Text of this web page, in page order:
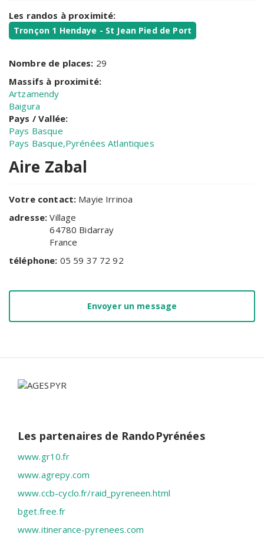
Les randos à proximité:
Tronçon 1 Hendaye - St Jean Pied de Port
Nombre de places: 29
Massifs à proximité:
Artzamendy
Baigura
Pays / Vallée:
Pays Basque
Pays Basque,Pyrénées Atlantiques
Aire Zabal
Votre contact: Mayie Irrinoa
adresse:Village
64780 Bidarray
France
téléphone: 05 59 37 72 92
Envoyer un message
Les partenaires de RandoPyrénées
www.gr10.fr
www.agrepy.com
www.ccb-cyclo.fr/raid_pyreneen.html
bget.free.fr
www.itinerance-pyrenees.com